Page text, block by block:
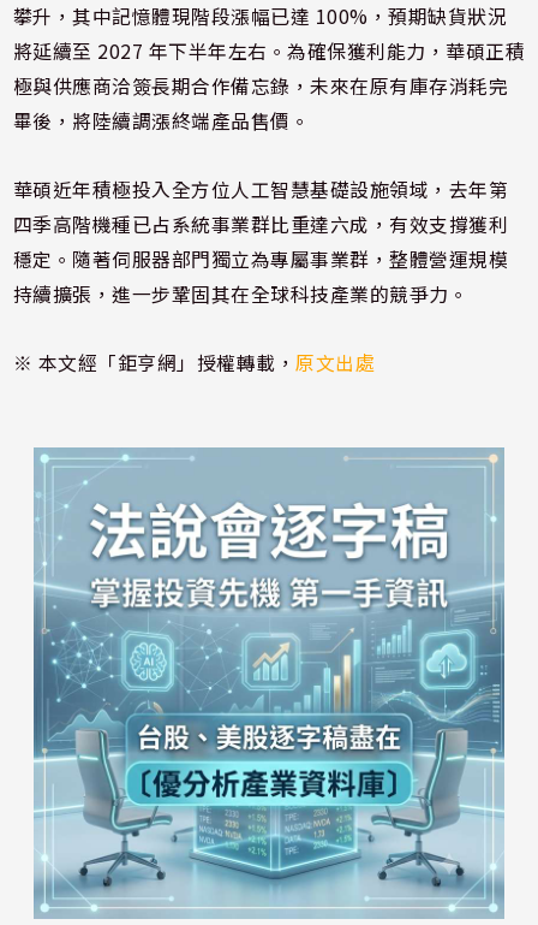
攀升，其中記憶體現階段漲幅已達 100%，預期缺貨狀況
將延續至 2027 年下半年左右。為確保獲利能力，華碩正積
極與供應商洽簽長期合作備忘錄，未來在原有庫存消耗完
畢後，將陸續調漲終端產品售價。
華碩近年積極投入全方位人工智慧基礎設施領域，去年第
四季高階機種已占系統事業群比重達六成，有效支撐獲利
穩定。隨著伺服器部門獨立為專屬事業群，整體營運規模
持續擴張，進一步鞏固其在全球科技產業的競爭力。
※ 本文經「鉅亨網」授權轉載，原文出處